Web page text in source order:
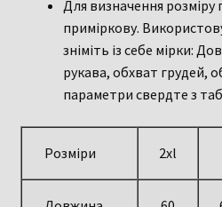
Для визначення розміру
приміркову.
зніміть із себе мірки:
рукава, обхват грудей,
параметри свердте з
Розміри 2xl